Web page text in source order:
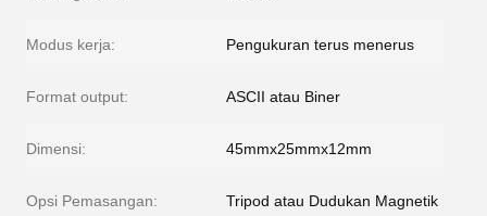
Modus kerja: Pengukuran terus menerus
Format output: ASCII atau Biner
Dimensi: 45mmx25mmx12mm
Opsi Pemasangan: Tripod atau Dudukan Magnetik